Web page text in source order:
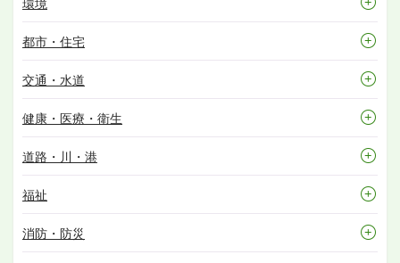
都市・住宅
交通・水道
健康・医療・衛生
道路・川・港
福祉
消防・防災